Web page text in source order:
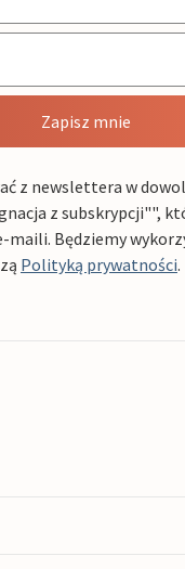
Zapisz mnie
z newslettera w
z subskrypcji"",
maili. Będziemy
Polityką prywatności.